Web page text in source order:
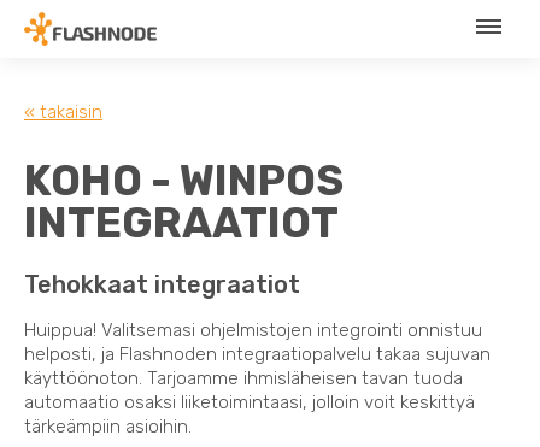
« takaisin
KOHO - WINPOS
INTEGRAATIOT
Tehokkaat integraatiot
Huippua! Valitsemasi ohjelmistojen integrointi onnistuu
helposti, ja Flashnoden integraatiopalvelu takaa sujuvan
käyttöönoton. Tarjoamme ihmisläheisen tavan tuoda
automaatio osaksi liiketoimintaasi, jolloin voit keskittyä
tärkeämpiin asioihin.